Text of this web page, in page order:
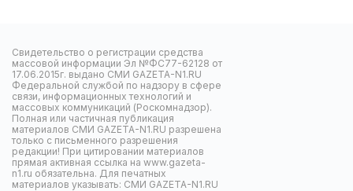
Свидетельство о регистрации средства
массовой информации Эл №ФС77-62128 от
17.06.2015г. выдано СМИ GAZETA-N1.RU
Федеральной службой по надзору в сфере
связи, информационных технологий и
массовых коммуникаций (Роскомнадзор).
Полная или частичная публикация
материалов СМИ GAZETA-N1.RU разрешена
только с письменного разрешения
редакции! При цитировании материалов
прямая активная ссылка на www.gazeta-
n1.ru обязательна. Для печатных
материалов указывать: СМИ GAZETA-N1.RU